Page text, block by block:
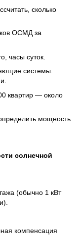
сколько
ОСМД за
часы суток.
системы:
квартир — около
мощность
солнечной
(обычно 1 кВт
компенсация